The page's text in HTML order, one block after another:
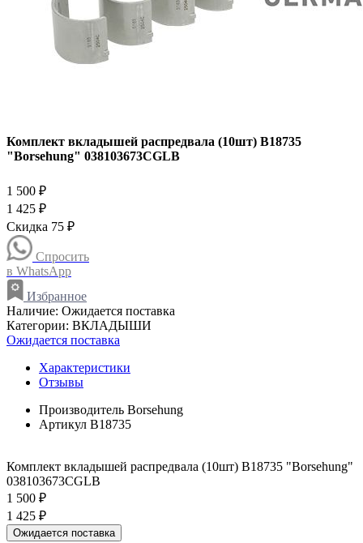
Комплект вкладышей распредвала (10шт) B18735
"Borsehung" 038103673CGLB
1 500 ₽
1 425 ₽
Скидка 75 ₽
Спросить
в WhatsApp
Избранное
Наличие: Ожидается поставка
Категории: ВКЛАДЫШИ
Ожидается поставка
Характеристики
Отзывы
Производитель Borsehung
Артикул B18735
Комплект вкладышей распредвала (10шт) B18735 "Borsehung"
038103673CGLB
1 500 ₽
1 425 ₽
Ожидается поставка